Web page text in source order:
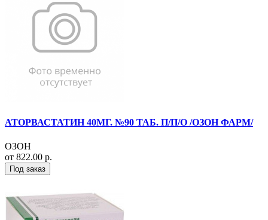
АТОРВАСТАТИН 40МГ. №90 ТАБ. П/П/О /ОЗОН ФАРМ/
ОЗОН
от 822.00 р.
Под заказ